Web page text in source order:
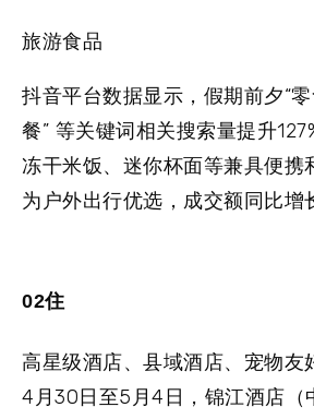
旅游食品
抖音平台数据显示，假期前夕“零
餐” 等关键词相关搜索量提升
冻干米饭、迷你杯面等兼具便携
为户外出行优选，成交额同比增
02住
高星级酒店、县域酒店、宠物友
4月30日至5月4日，锦江酒店（